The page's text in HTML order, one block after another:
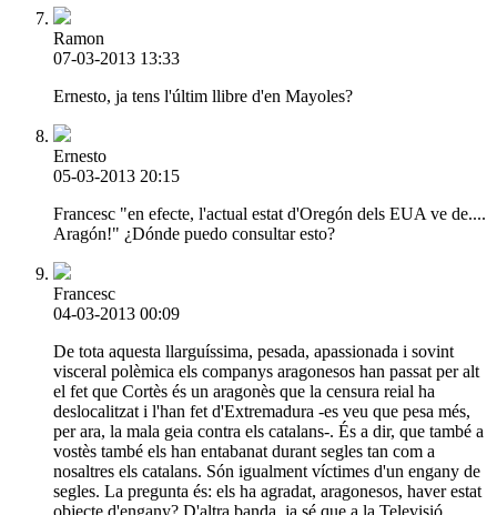
Ramon
07-03-2013 13:33
Ernesto, ja tens l'últim llibre d'en Mayoles?
Ernesto
05-03-2013 20:15
Francesc "en efecte, l'actual estat d'Oregón dels EUA ve de....
Aragón!" ¿Dónde puedo consultar esto?
Francesc
04-03-2013 00:09
De tota aquesta llarguíssima, pesada, apassionada i sovint
visceral polèmica els companys aragonesos han passat per alt
el fet que Cortès és un aragonès que la censura reial ha
deslocalitzat i l'han fet d'Extremadura -es veu que pesa més,
per ara, la mala geia contra els catalans-. És a dir, que també a
vostès també els han entabanat durant segles tan com a
nosaltres els catalans. Són igualment víctimes d'un engany de
segles. La pregunta és: els ha agradat, aragonesos, haver estat
objecte d'engany? D'altra banda, ja sé que a la Televisió